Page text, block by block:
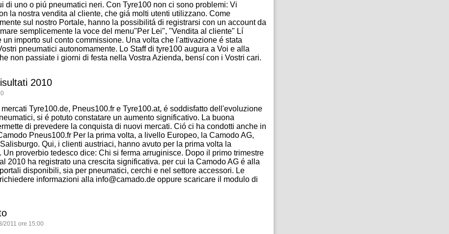
di uno o piú pneumatici neri. Con Tyre100 non ci sono problemi: Vi
la nostra vendita al cliente, che giá molti utenti utilizzano. Come
sul nostro Portale, hanno la possibilitá di registrarsi con un account da
semplicemente la voce del menu"Per Lei", "Vendita al cliente" Lí
importo sul conto commissione. Una volta che l'attivazione é stata
pneumatici autonomamente. Lo Staff di tyre100 augura a Voi e alla
non passiate i giorni di festa nella Vostra Azienda, bensí con i Vostri cari.
2010
Tyre100.de, Pneus100.fr e Tyre100.at, é soddisfatto dell'evoluzione
si é potuto constatare un aumento significativo. La buona
di prevedere la conquista di nuovi mercati. Ció ci ha condotti anche in
Pneus100.fr Per la prima volta, a livello Europeo, la Camodo AG,
Qui, i clienti austriaci, hanno avuto per la prima volta la
proverbio tedesco dice: Chi si ferma arruginisce. Dopo il primo trimestre
2010 ha registrato una crescita significativa. per cui la Camodo AG é alla
disponibili, sia per pneumatici, cerchi e nel settore accessori. Le
informazioni alla info@camado.de oppure scaricare il modulo di
2011 ore 15:00